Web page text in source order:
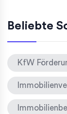
Beliebte
KfW